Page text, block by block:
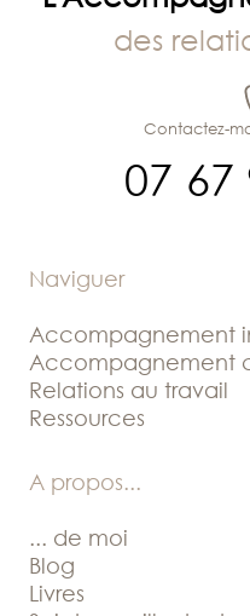
des
07 67
Contactez-
Naviguer
Accompagnement
Accompagnement
Relations au travail
Ressources
A propos...
... de moi
Blog
Livres